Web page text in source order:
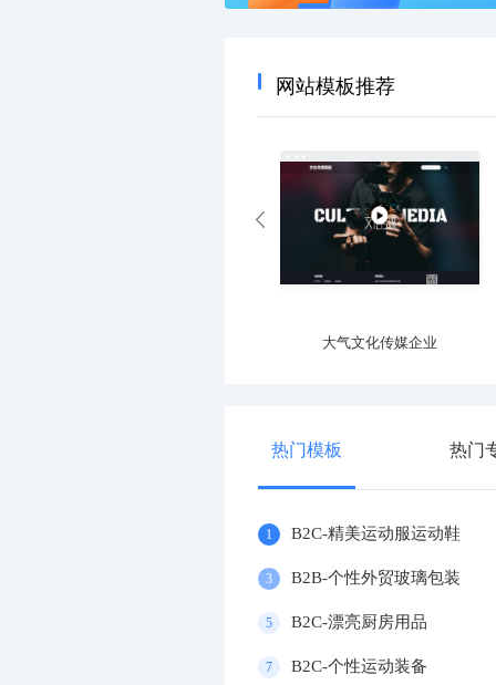
网站模板推荐
大气文化传媒企业
热门模板 热门
1 B2C-精美运动服运动鞋
3 B2B-个性外贸玻璃包装
5 B2C-漂亮厨房用品
7 B2C-个性运动装备